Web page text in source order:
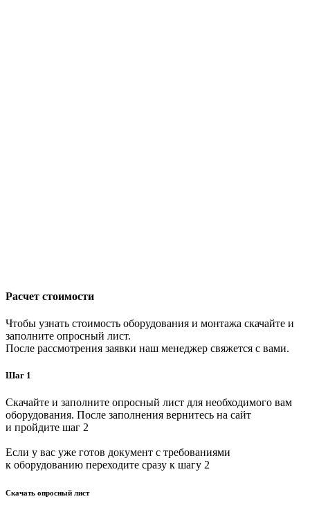
Расчет стоимости
Чтобы узнать стоимость оборудования и монтажа скачайте и
заполните опросный лист.
После рассмотрения заявки наш менеджер свяжется с вами.
Шаг 1
Скачайте и заполните опросный лист для необходимого вам
оборудования. После заполнения вернитесь на сайт
и пройдите шаг 2
Если у вас уже готов документ с требованиями
к оборудованию переходите сразу к шагу 2
Скачать опросный лист